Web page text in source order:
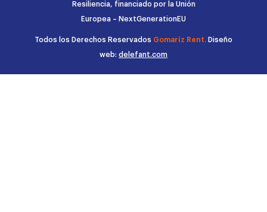
Resiliencia, financiado por la Unión
Europea – NextGenerationEU
Todos los Derechos Reservados Gomariz Rent. Diseño
web: delefant.com